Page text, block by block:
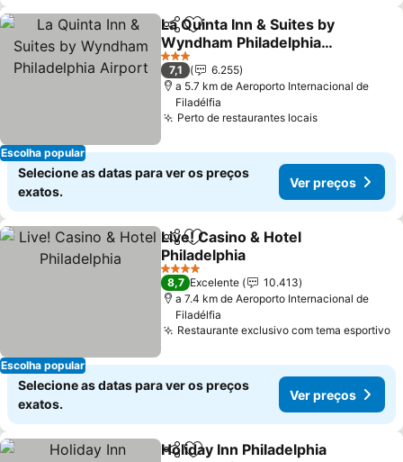
Escolha popular
PartilharAdicionar aos favoritos
La Quinta Inn & Suites by
Wyndham Philadelphia
Airport
3 Estrelas
7,1
6.255
a 5.7 km de Aeroporto Internacional de
Filadélfia
Perto de restaurantes locais
Selecione as datas para ver os preços
exatos.
Ver preços
Escolha popular
PartilharAdicionar aos favoritos
Live! Casino & Hotel
Philadelphia
4 Estrelas
8,7 Excelente
10.413
a 7.4 km de Aeroporto Internacional de
Filadélfia
Restaurante exclusivo com tema esportivo
Selecione as datas para ver os preços
exatos.
Ver preços
Partilhar
Holiday Inn Philadelphia